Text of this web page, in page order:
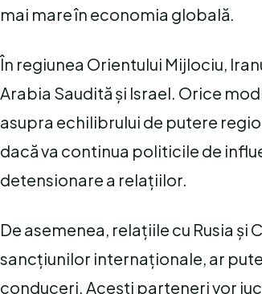
mai mare în economia globală.
În regiunea Orientului Mijlociu,
Arabia Saudită și Israel. Orice
asupra echilibrului de putere
dacă va continua politicile de
detensionare a relațiilor.
De asemenea, relațiile cu Rusia
sancțiunilor internaționale, ar
conduceri. Acești parteneri vor